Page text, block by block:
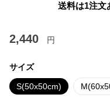
送料は1注文
2,440 円
サイズ
S(50x50cm)